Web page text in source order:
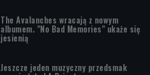
The Avalanches wracają z nowym
albumem. "No Bad Memories" ukaże się
jesienią
Jeszcze jeden muzyczny przedsmak